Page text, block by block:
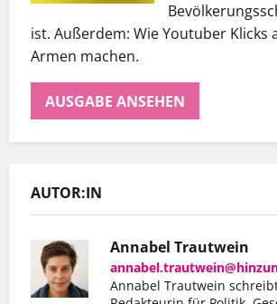
ist. Außerdem: Wie Youtuber Klicks
Armen machen.
AUSGABE ANSEHEN
AUTOR:IN
Annabel Trautwein
Annabel Trautwein